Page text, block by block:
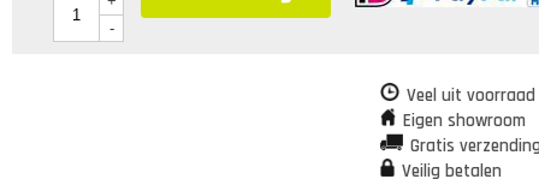
-
Veel uit
Eigen showroom
Gratis
Veilig betalen